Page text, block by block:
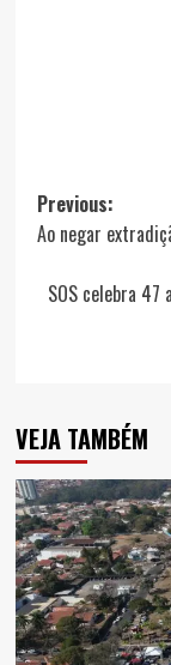
Post
Previous:
Ao negar
SOS celebra 47
VEJA TAMBÉM